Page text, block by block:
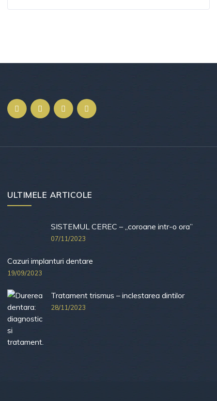
ULTIMELE ARTICOLE
SISTEMUL CEREC – „coroane intr-o ora”
07/11/2023
Cazuri implanturi dentare
19/09/2023
Tratament trismus – inclestarea dintilor
28/11/2023